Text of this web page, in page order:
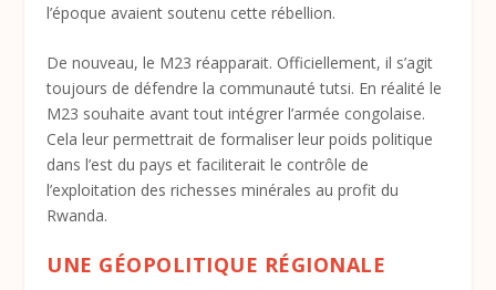
l’époque avaient soutenu cette rébellion.
De nouveau, le M23 réapparait. Officiellement, il s’agit
toujours de défendre la communauté tutsi. En réalité le
M23 souhaite avant tout intégrer l’armée congolaise.
Cela leur permettrait de formaliser leur poids politique
dans l’est du pays et faciliterait le contrôle de
l’exploitation des richesses minérales au profit du
Rwanda.
UNE GÉOPOLITIQUE RÉGIONALE